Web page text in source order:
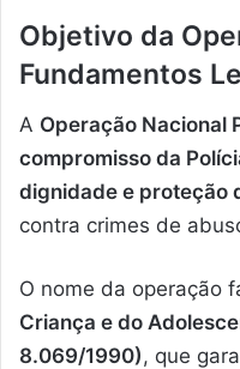
Objetivo da
Fundamentos
A Operação Nacional
compromisso da
dignidade e proteção
contra crimes de
O nome da operação
Criança e do
8.069/1990) , que